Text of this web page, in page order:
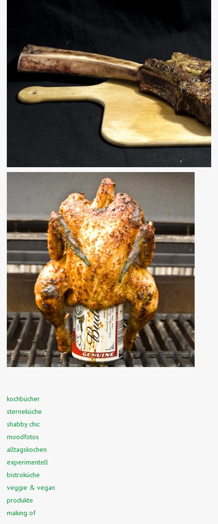
kochbücher
sterneküche
shabby chic
moodfotos
alltagskochen
experimentell
bistroküche
veggie & vegan
produkte
making of